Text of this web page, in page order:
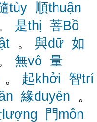
tùy
順thuận
是thị 菩Bồ
。 與dữ 如
無vô 量
。 起khởi 智trí
緣duyên 。
lượng
門môn